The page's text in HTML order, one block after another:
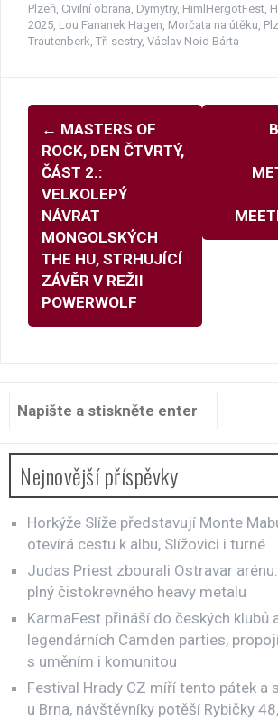
Plzeň Civilní obrana Dymytry, HimlHergotFest
2025 Lou Fananek Hagen Morčata na útěku
Trautenberk Tři sestry, Václav Noid Bárta
Navigace
pro
příspěvky
← MASTERS OF
ROCK, DEN ČTVRTÝ,
ČÁST 2.:
VELKOLEPÝ
NÁVRAT
MONGOLSKÝCH
THE HU, STRHUJÍCÍ
ZÁVĚR V REŽII
POWERWOLF
Hledat:
Nejnovější příspěvky
Horkýže Slíže představují Monte
otevírá cestu k albu, Slížovici i turné
Judas Priest zbourali Ostravar
plný čistokrevného heavy metalu
KarmaFest přináší do českých klubů
legendárních Camden parties,
s uměním i komunitou
Festival Hrady CZ míří tento pátek a
u Brna, návštěvníky potěší Rybičky